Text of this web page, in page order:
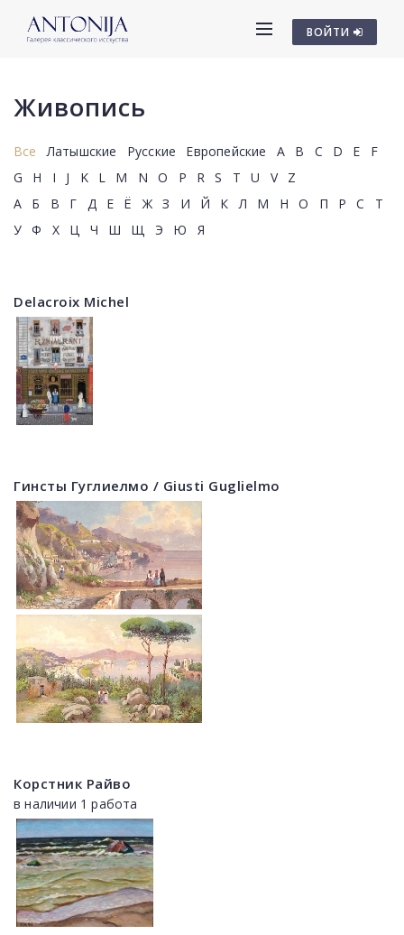
ВОЙТИ
Живопись
Все Латышские Русские Европейские A B C D E
F
G
H I J K L M N O P R S T U V
Z
А
Б В Г Д Е Ё Ж З И Й К Л М Н О П Р С
Т
У
Ф Х Ц Ч Ш Щ Э Ю Я
Delacroix Michel
Гинсты Гуглиелмо / Giusti Guglielmo
Корстник Райво
в наличии 1 работа